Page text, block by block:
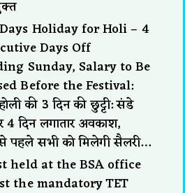
Holiday for Holi – 4
Days Off
Sunday, Salary to Be
Before the Festival:
की 3 दिन की छुट्टी: संडे
4 दिन लगातार अवकाश,
से पहले सभी को मिलेगी सैलरी…
held at the BSA office
the mandatory TET